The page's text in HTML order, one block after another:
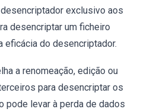
exclusivo aos
desencriptar um ficheiro
eficácia do desencriptador.
a renomeação, edição ou
para desencriptar os
pode levar à perda de dados